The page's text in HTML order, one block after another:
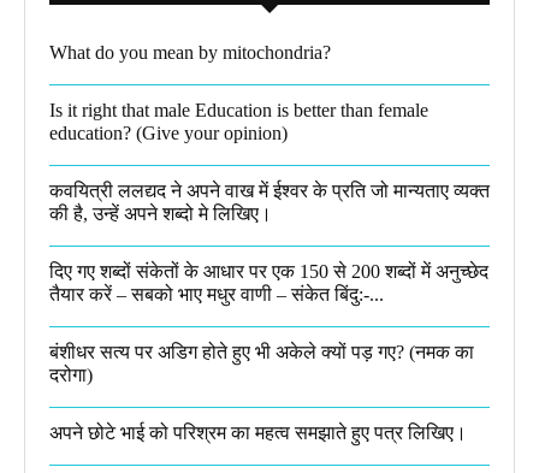
What do you mean by mitochondria?​
Is it right that male Education is better than female
education? (Give your opinion)
कवयित्री ललद्यद ने अपने वाख में ईश्वर के प्रति जो मान्यताए व्यक्त
की है, उन्हें अपने शब्दो मे लिखिए।
दिए गए शब्दों संकेतों के आधार पर एक 150 से 200 शब्दों में अनुच्छेद
तैयार करें – सबको भाए मधुर वाणी – संकेत बिंदु:-...
बंशीधर सत्य पर अडिग होते हुए भी अकेले क्यों पड़ गए? (नमक का
दरोगा)
अपने छोटे भाई को परिश्रम का महत्व समझाते हुए पत्र लिखिए।